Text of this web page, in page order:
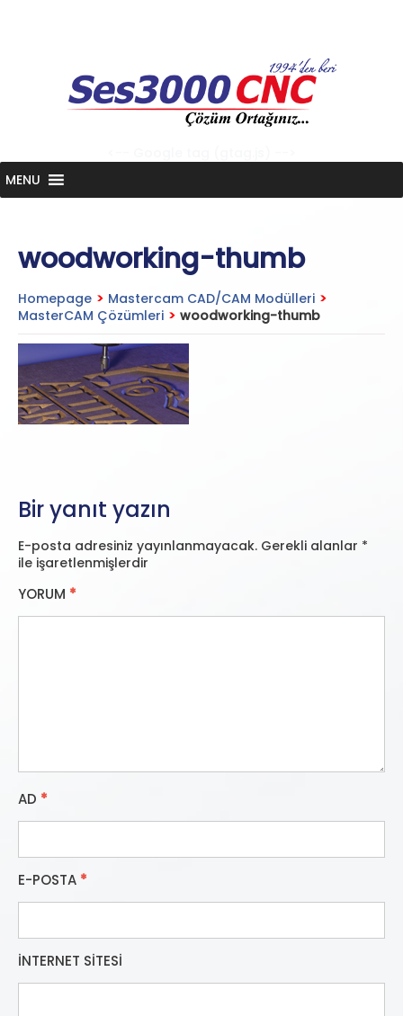
content
MENU
woodworking-thumb
Homepage > Mastercam CAD/CAM Modülleri >
MasterCAM Çözümleri > woodworking-thumb
Bir yanıt yazın
E-posta adresiniz yayınlanmayacak. Gerekli alanlar *
ile işaretlenmişlerdir
YORUM *
AD *
E-POSTA *
İNTERNET SITESI